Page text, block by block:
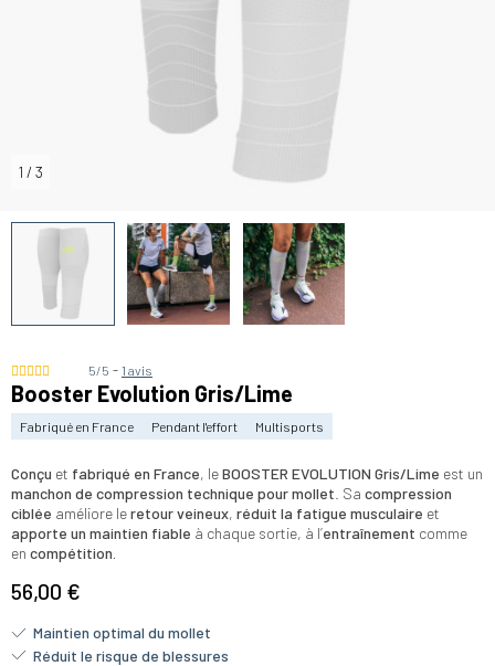
1 / 3
5/5 - 1 avis
Booster Evolution Gris/Lime
Fabriqué en France Pendant l'effort Multisports
Conçu et fabriqué en France, leBOOSTER EVOLUTION Gris/Lime est un
manchon de compression technique pour mollet. Sa compression
ciblée améliore leretour veineux, réduit la fatigue musculaire et
apporte un maintien fiable à chaque sortie, à l’entraînement comme
en compétition.
56,00 €
Maintien optimal du mollet
Réduit le risque de blessures